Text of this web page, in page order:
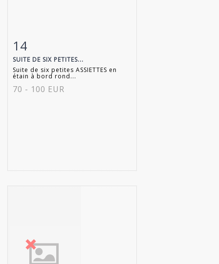
Item detail
14
SUITE DE SIX PETITES...
Suite de six petites ASSIETTES en
étain à bord rond...
70 - 100 EUR